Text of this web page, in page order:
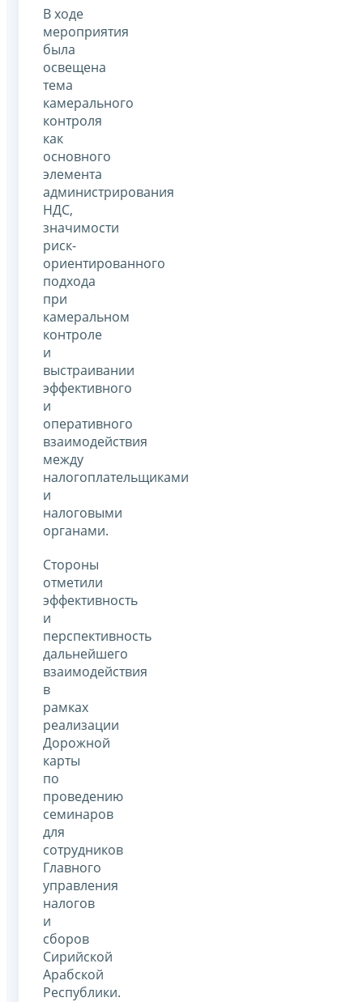
В ходе
мероприятия
была
освещена
тема
камерального
контроля
как
основного
элемента
администрирования
НДС,
значимости
риск-
ориентированного
подхода
при
камеральном
контроле
и
выстраивании
эффективного
и
оперативного
взаимодействия
между
налогоплательщиками
и
налоговыми
органами.
Стороны
отметили
эффективность
и
перспективность
дальнейшего
взаимодействия
в
рамках
реализации
Дорожной
карты
по
проведению
семинаров
для
сотрудников
Главного
управления
налогов
и
сборов
Сирийской
Арабской
Республики.